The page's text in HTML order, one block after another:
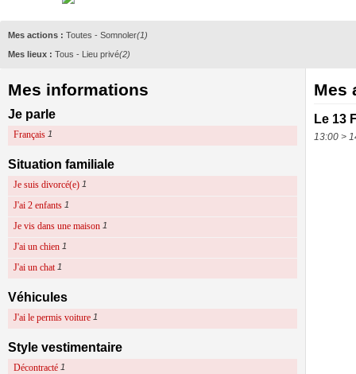
Mes actions : Toutes - Somnoler(1)
Mes lieux : Tous - Lieu privé(2)
Mes informations
Je parle
Français 1
Situation familiale
Je suis divorcé(e) 1
J'ai 2 enfants 1
Je vis dans une maison 1
J'ai un chien 1
J'ai un chat 1
Véhicules
J'ai le permis voiture 1
Style vestimentaire
Décontracté 1
Mes
Le 13
13:00 >